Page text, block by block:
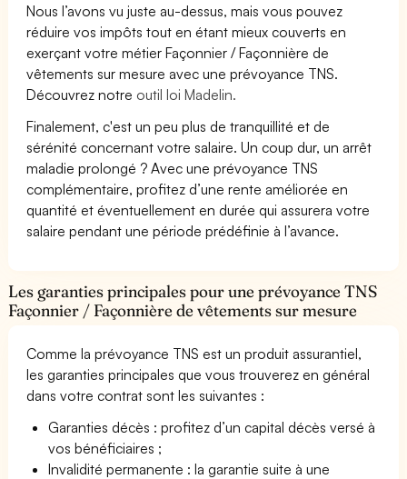
Nous l’avons vu juste au-dessus, mais vous pouvez
réduire vos impôts tout en étant mieux couverts en
exerçant votre métier Façonnier / Façonnière de
vêtements sur mesure avec une prévoyance TNS.
Découvrez notre outil loi Madelin.
Finalement, c'est un peu plus de tranquillité et de
sérénité concernant votre salaire. Un coup dur, un arrêt
maladie prolongé ? Avec une prévoyance TNS
complémentaire, profitez d’une rente améliorée en
quantité et éventuellement en durée qui assurera votre
salaire pendant une période prédéfinie à l’avance.
Les garanties principales pour une prévoyance TNS
Façonnier / Façonnière de vêtements sur mesure
Comme la prévoyance TNS est un produit assurantiel,
les garanties principales que vous trouverez en général
dans votre contrat sont les suivantes :
Garanties décès : profitez d’un capital décès versé à
vos bénéficiaires ;
Invalidité permanente : la garantie suite à une